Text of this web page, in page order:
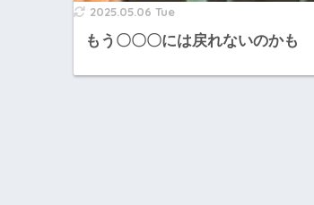
2025.05.06 Tue
もう〇〇〇には戻れないのかも